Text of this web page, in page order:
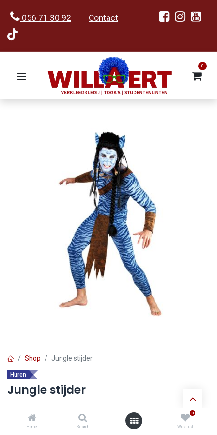
Home Search
0
Wishlist
056 71 30 92 Contact
0
Shop Jungle stijder
Huren
Jungle stijder
Ontdek de voordelen van huur verkleedkledij